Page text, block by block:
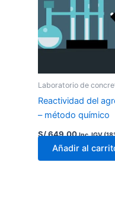
Laboratorio de
Reactividad del
– método químico
S/649.00 Inc. IGV
Añadir al